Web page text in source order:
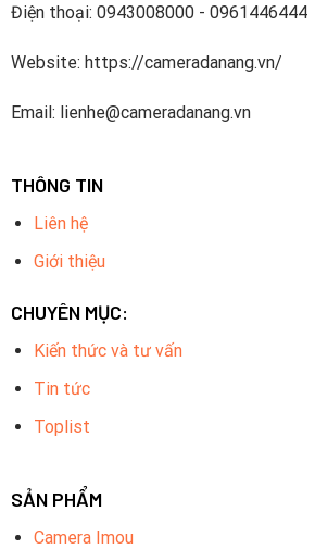
Điện thoại: 0943008000 - 0961446444
Website: https://cameradanang.vn/
Email: lienhe@cameradanang.vn
THÔNG TIN
Liên hệ
Giới thiệu
CHUYÊN MỤC:
Kiến thức và tư vấn
Tin tức
Toplist
SẢN PHẨM
Camera Imou